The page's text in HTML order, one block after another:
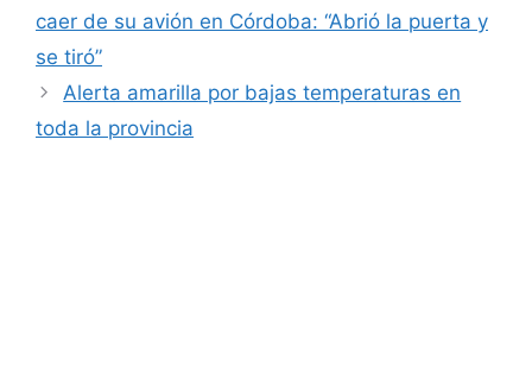
caer de su avión en Córdoba: “Abrió la puerta y
se tiró”
Alerta amarilla por bajas temperaturas en
toda la provincia